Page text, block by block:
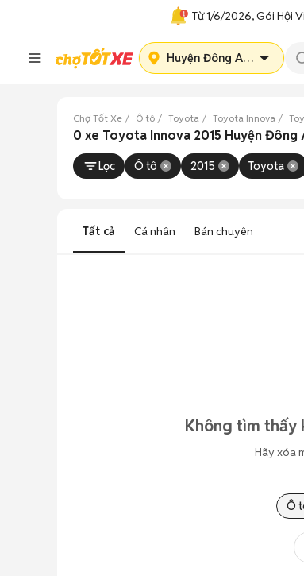
Từ 1/6/2026, Gói Hội
Huyện Đông Anh
Chợ Tốt Xe Ô tô Toyota Toyota Innova
0 xe Toyota Innova 2015 Huyện
Lọc Ô tô 2015 Toyota
Tất cả Cá nhân Bán chuyên
Không tìm thấy
Hãy xóa
Ô